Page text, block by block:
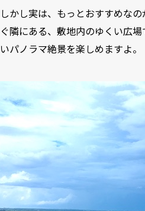
しかし実は、もっとおすすめな
ぐ隣にある、敷地内のゆくい広
いパノラマ絶景を楽しめますよ。